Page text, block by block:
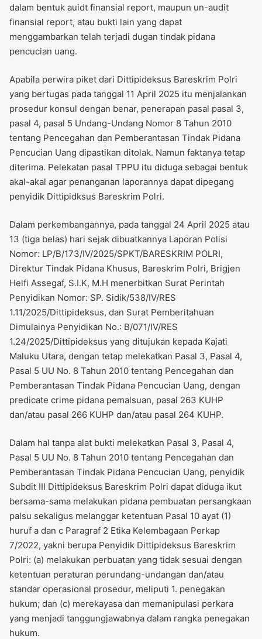
dalam bentuk auidt finansial report, maupun un-audit
finansial report, atau bukti lain yang dapat
menggambarkan telah terjadi dugan tindak pidana
pencucian uang.
Apabila perwira piket dari Dittipideksus Bareskrim Polri
yang bertugas pada tanggal 11 April 2025 itu menjalankan
prosedur konsul dengan benar, penerapan pasal pasal 3,
pasal 4, pasal 5 Undang-Undang Nomor 8 Tahun 2010
tentang Pencegahan dan Pemberantasan Tindak Pidana
Pencucian Uang dipastikan ditolak. Namun faktanya tetap
diterima. Pelekatan pasal TPPU itu diduga sebagai bentuk
akal-akal agar penanganan laporannya dapat dipegang
penyidik Dittipidksus Bareskrim Polri.
Dalam perkembangannya, pada tanggal 24 April 2025 atau
13 (tiga belas) hari sejak dibuatkannya Laporan Polisi
Nomor: LP/B/173/IV/2025/SPKT/BARESKRIM POLRI,
Direktur Tindak Pidana Khusus, Bareskrim Polri, Brigjen
Helfi Assegaf, S.I.K, M.H menerbitkan Surat Perintah
Penyidikan Nomor: SP. Sidik/538/IV/RES
1.11/2025/Dittipideksus, dan Surat Pemberitahuan
Dimulainya Penyidikan No.: B/071/IV/RES
1.24/2025/Dittipideksus yang ditujukan kepada Kajati
Maluku Utara, dengan tetap melekatkan Pasal 3, Pasal 4,
Pasal 5 UU No. 8 Tahun 2010 tentang Pencegahan dan
Pemberantasan Tindak Pidana Pencucian Uang, dengan
predicate crime pidana pemalsuan, pasal 263 KUHP
dan/atau pasal 266 KUHP dan/atau pasal 264 KUHP.
Dalam hal tanpa alat bukti melekatkan Pasal 3, Pasal 4,
Pasal 5 UU No. 8 Tahun 2010 tentang Pencegahan dan
Pemberantasan Tindak Pidana Pencucian Uang, penyidik
Subdit III Dittipideksus Bareskrim Polri dapat diduga ikut
bersama-sama melakukan pidana pembuatan persangkaan
palsu sekaligus melanggar ketentuan Pasal 10 ayat (1)
huruf a dan c Paragraf 2 Etika Kelembagaan Perkap
7/2022, yakni berupa Penyidik Dittipideksus Bareskrim
Polri: (a) melakukan perbuatan yang tidak sesuai dengan
ketentuan peraturan perundang-undangan dan/atau
standar operasional prosedur, meliputi 1. penegakan
hukum; dan (c) merekayasa dan memanipulasi perkara
yang menjadi tanggungjawabnya dalam rangka penegakan
hukum.